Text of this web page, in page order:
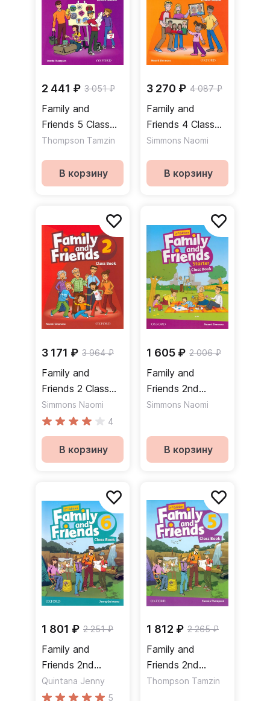
2 441 ₽ 3 051 ₽
Family and
Friends 5 Class
Book Учебник
Thompson Tamzin
В корзину
3 270 ₽ 4 087 ₽
Family and
Friends 4 Class
Book Учебник
Simmons Naomi
В корзину
3 171 ₽ 3 964 ₽
Family and
Friends 2 Class
Book Учебник
Simmons Naomi
4
В корзину
1 605 ₽ 2 006 ₽
Family and
Friends 2nd
Edition Starter
Учебник
Simmons Naomi
В корзину
1 801 ₽ 2 251 ₽
Family and
Friends 2nd
Edition 6 Class
Book Учебник
Quintana Jenny
5
1 812 ₽ 2 265 ₽
Family and
Friends 2nd
Edition 5 Class
Thompson Tamzin